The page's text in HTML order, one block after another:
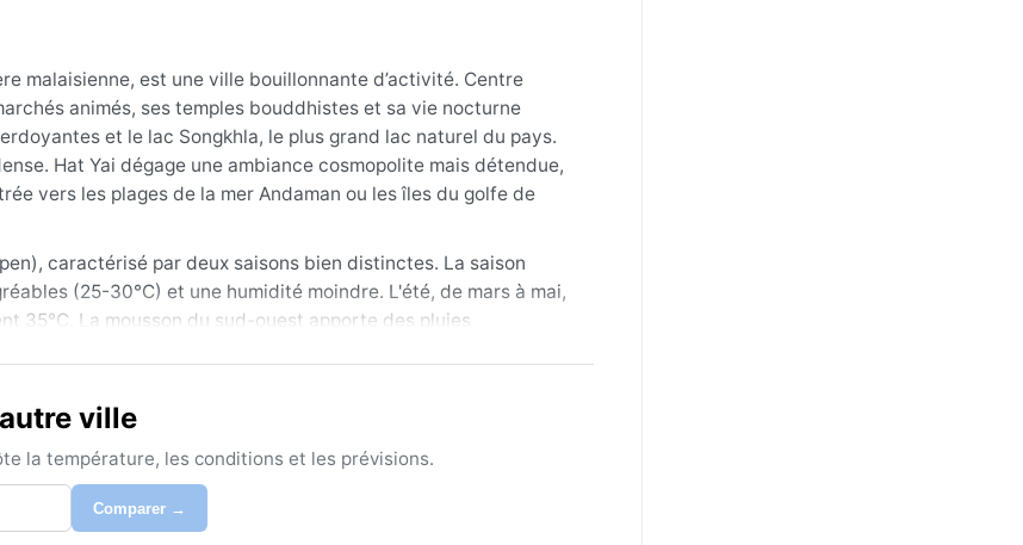
malaisienne, est une ville bouillonnante d’activité. Centre
animés, ses temples bouddhistes et sa vie nocturne
et le lac Songkhla, le plus grand lac naturel du pays.
Hat Yai dégage une ambiance cosmopolite mais détendue,
vers les plages de la mer Andaman ou les îles du golfe de
caractérisé par deux saisons bien distinctes. La saison
(25-30°C) et une humidité moindre. L'été, de mars à mai,
35°C. La mousson du sud-ouest apporte des pluies
restent chaudes, sans besoin de vêtements chauds.
à février, quand le temps est plus sec et les
les averses soudaines et intenses de la mousson, parfois
est rare, mais la brume de chaleur peut réduire la visibilité en
orages violents se produisent en fin d'après-midi pendant la
ville
la température, les conditions et les prévisions.
Comparer →